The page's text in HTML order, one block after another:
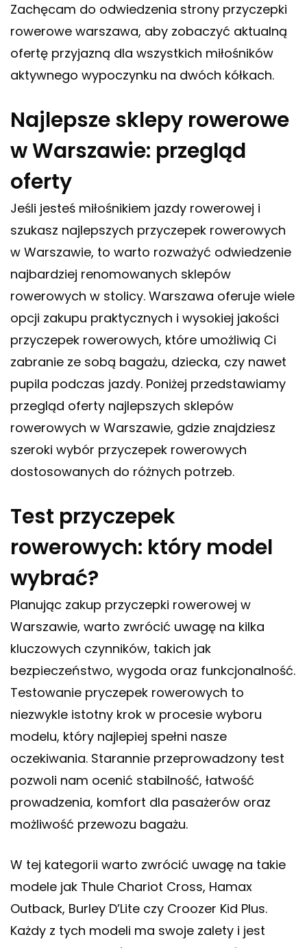
Zachęcam do odwiedzenia strony przyczepki
rowerowe warszawa, aby zobaczyć aktualną
ofertę przyjazną dla wszystkich miłośników
aktywnego wypoczynku na dwóch kółkach.
Najlepsze sklepy rowerowe
w Warszawie: przegląd
oferty
Jeśli jesteś miłośnikiem jazdy rowerowej i
szukasz najlepszych przyczepek rowerowych
w Warszawie, to warto rozważyć odwiedzenie
najbardziej renomowanych sklepów
rowerowych w stolicy. Warszawa oferuje wiele
opcji zakupu praktycznych i wysokiej jakości
przyczepek rowerowych, które umożliwią Ci
zabranie ze sobą bagażu, dziecka, czy nawet
pupila podczas jazdy. Poniżej przedstawiamy
przegląd oferty najlepszych sklepów
rowerowych w Warszawie, gdzie znajdziesz
szeroki wybór przyczepek rowerowych
dostosowanych do różnych potrzeb.
Test przyczepek
rowerowych: który model
wybrać?
Planując zakup przyczepki rowerowej w
Warszawie, warto zwrócić uwagę na kilka
kluczowych czynników, takich jak
bezpieczeństwo, wygoda oraz funkcjonalność.
Testowanie pryczepek rowerowych to
niezwykle istotny krok w procesie wyboru
modelu, który najlepiej spełni nasze
oczekiwania. Starannie przeprowadzony test
pozwoli nam ocenić stabilność, łatwość
prowadzenia, komfort dla pasażerów oraz
możliwość przewozu bagażu.
W tej kategorii warto zwrócić uwagę na takie
modele jak Thule Chariot Cross, Hamax
Outback, Burley D’Lite czy Croozer Kid Plus.
Każdy z tych modeli ma swoje zalety i jest